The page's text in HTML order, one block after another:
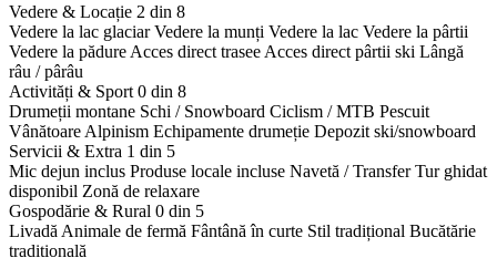
Vedere & Locație 2 din 8
Vedere la lac glaciar Vedere la munți Vedere la lac Vedere la pârtii
Vedere la pădure Acces direct trasee Acces direct pârtii ski Lângă
râu / pârâu
Activități & Sport 0 din 8
Drumeții montane Schi / Snowboard Ciclism / MTB Pescuit
Vânătoare Alpinism Echipamente drumeție Depozit ski/snowboard
Servicii & Extra 1 din 5
Mic dejun inclus Produse locale incluse Navetă / Transfer Tur ghidat
disponibil Zonă de relaxare
Gospodărie & Rural 0 din 5
Livadă Animale de fermă Fântână în curte Stil tradițional Bucătărie
tradițională